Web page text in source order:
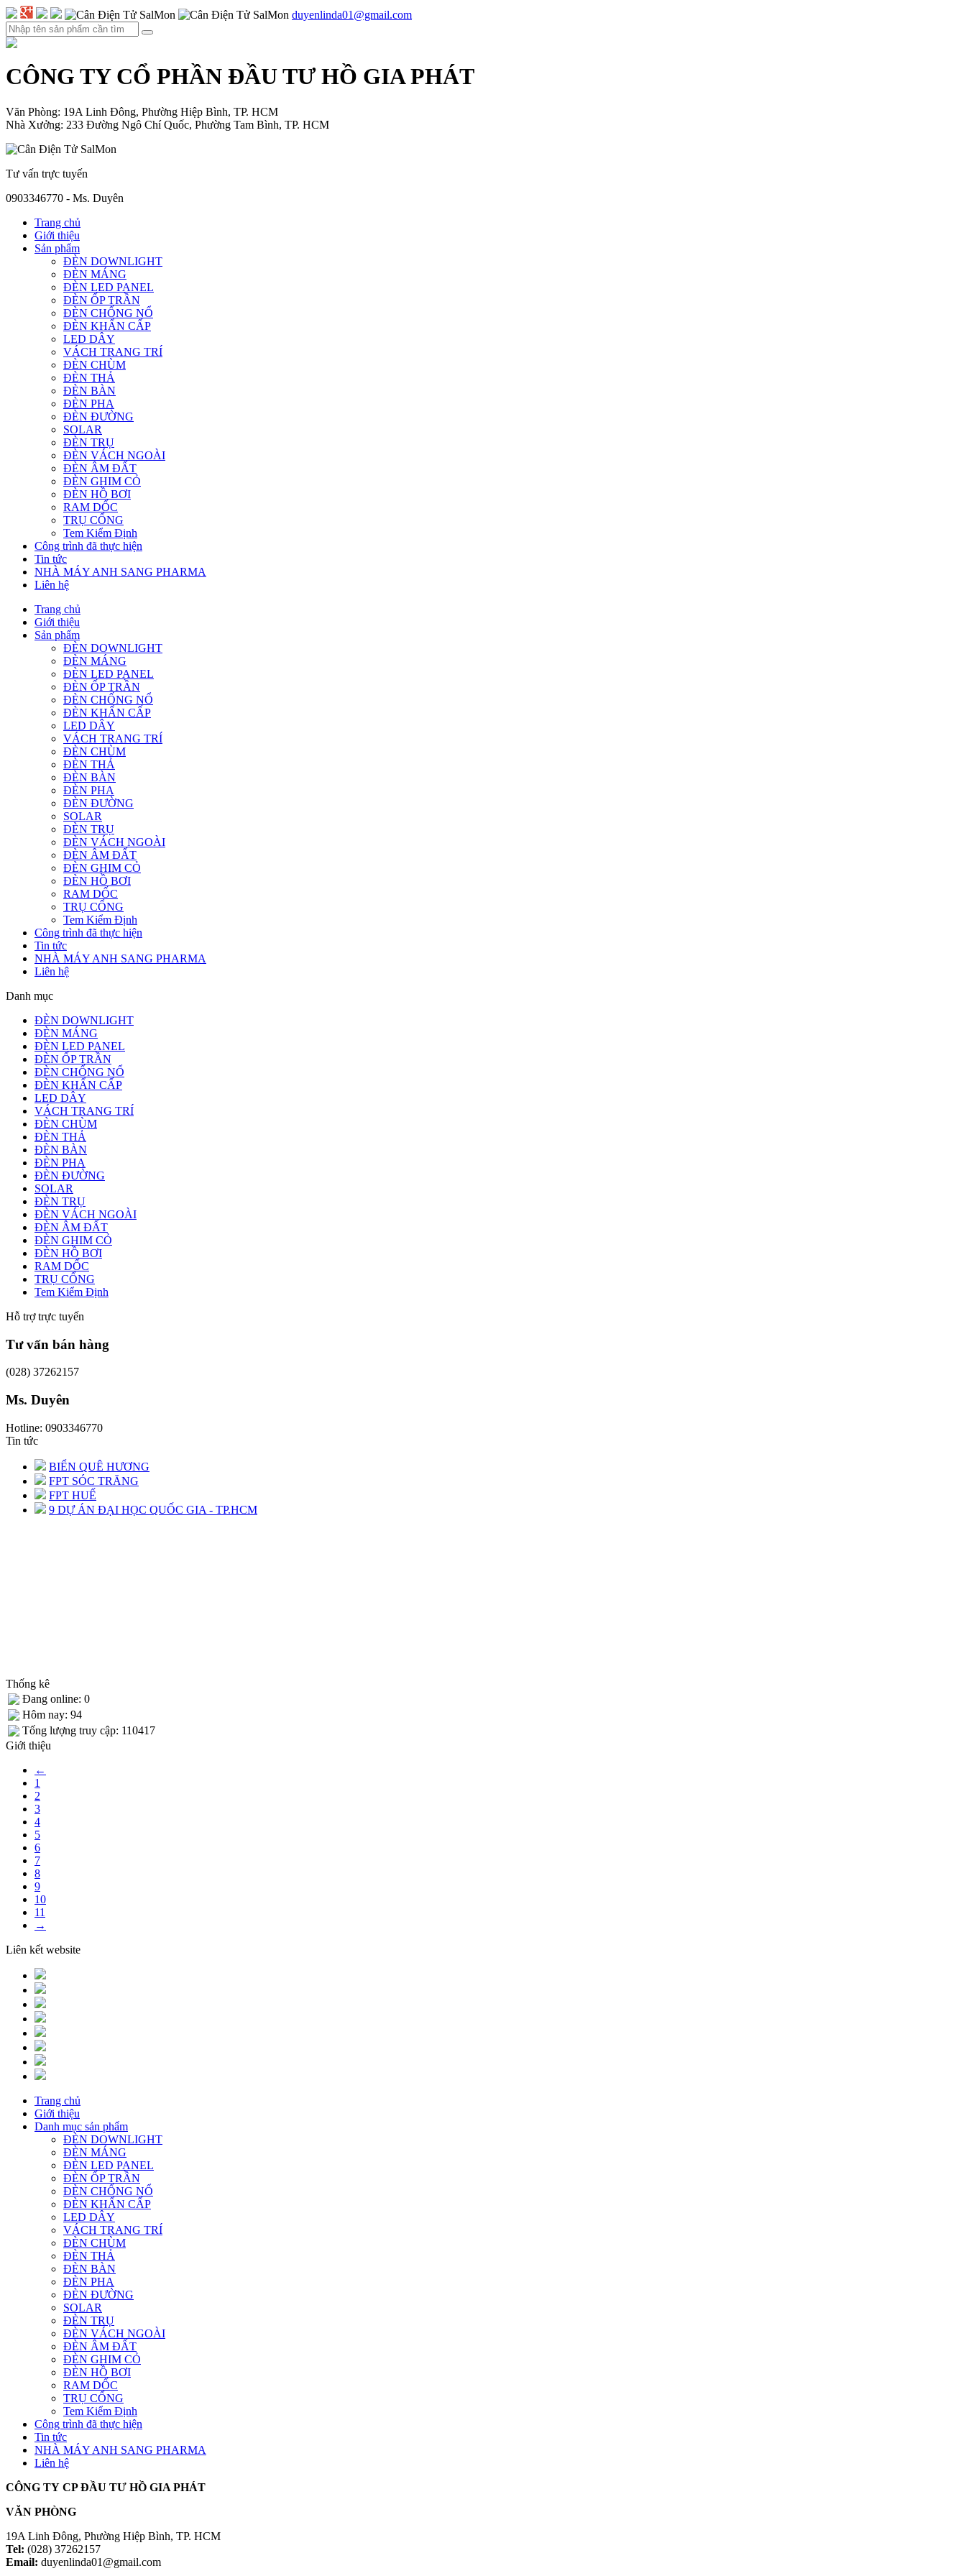
duyenlinda01@gmail.com
CÔNG TY CỔ PHẦN ĐẦU TƯ HỒ GIA PHÁT
Văn Phòng: 19A Linh Đông, Phường Hiệp Bình, TP. HCM
Nhà Xưởng: 233 Đường Ngô Chí Quốc, Phường Tam Bình, TP. HCM
Tư vấn trực tuyến
0903346770 - Ms. Duyên
Trang chủ
Giới thiệu
Sản phẩm
ĐÈN DOWNLIGHT
ĐÈN MÁNG
ĐÈN LED PANEL
ĐÈN ỐP TRẦN
ĐÈN CHỐNG NỔ
ĐÈN KHẨN CẤP
LED DÂY
VÁCH TRANG TRÍ
ĐÈN CHÙM
ĐÈN THẢ
ĐÈN BÀN
ĐÈN PHA
ĐÈN ĐƯỜNG
SOLAR
ĐÈN TRỤ
ĐÈN VÁCH NGOÀI
ĐÈN ÂM ĐẤT
ĐÈN GHIM CỎ
ĐÈN HỒ BƠI
RAM DỐC
TRỤ CỔNG
Tem Kiểm Định
Công trình đã thực hiện
Tin tức
NHÀ MÁY ANH SANG PHARMA
Liên hệ
Trang chủ
Giới thiệu
Sản phẩm
ĐÈN DOWNLIGHT
ĐÈN MÁNG
ĐÈN LED PANEL
ĐÈN ỐP TRẦN
ĐÈN CHỐNG NỔ
ĐÈN KHẨN CẤP
LED DÂY
VÁCH TRANG TRÍ
ĐÈN CHÙM
ĐÈN THẢ
ĐÈN BÀN
ĐÈN PHA
ĐÈN ĐƯỜNG
SOLAR
ĐÈN TRỤ
ĐÈN VÁCH NGOÀI
ĐÈN ÂM ĐẤT
ĐÈN GHIM CỎ
ĐÈN HỒ BƠI
RAM DỐC
TRỤ CỔNG
Tem Kiểm Định
Công trình đã thực hiện
Tin tức
NHÀ MÁY ANH SANG PHARMA
Liên hệ
Danh mục
ĐÈN DOWNLIGHT
ĐÈN MÁNG
ĐÈN LED PANEL
ĐÈN ỐP TRẦN
ĐÈN CHỐNG NỔ
ĐÈN KHẨN CẤP
LED DÂY
VÁCH TRANG TRÍ
ĐÈN CHÙM
ĐÈN THẢ
ĐÈN BÀN
ĐÈN PHA
ĐÈN ĐƯỜNG
SOLAR
ĐÈN TRỤ
ĐÈN VÁCH NGOÀI
ĐÈN ÂM ĐẤT
ĐÈN GHIM CỎ
ĐÈN HỒ BƠI
RAM DỐC
TRỤ CỔNG
Tem Kiểm Định
Hỗ trợ trực tuyến
Tư vấn bán hàng
(028) 37262157
Ms. Duyên
Hotline: 0903346770
Tin tức
BIỂN QUÊ HƯƠNG
FPT SÓC TRĂNG
FPT HUẾ
9 DỰ ÁN ĐẠI HỌC QUỐC GIA - TP.HCM
Thống kê
Đang online: 0
Hôm nay: 94
Tống lượng truy cập: 110417
Giới thiệu
←
1
2
3
4
5
6
7
8
9
10
11
→
Liên kết website
Trang chủ
Giới thiệu
Danh mục sản phẩm
ĐÈN DOWNLIGHT
ĐÈN MÁNG
ĐÈN LED PANEL
ĐÈN ỐP TRẦN
ĐÈN CHỐNG NỔ
ĐÈN KHẨN CẤP
LED DÂY
VÁCH TRANG TRÍ
ĐÈN CHÙM
ĐÈN THẢ
ĐÈN BÀN
ĐÈN PHA
ĐÈN ĐƯỜNG
SOLAR
ĐÈN TRỤ
ĐÈN VÁCH NGOÀI
ĐÈN ÂM ĐẤT
ĐÈN GHIM CỎ
ĐÈN HỒ BƠI
RAM DỐC
TRỤ CỔNG
Tem Kiểm Định
Công trình đã thực hiện
Tin tức
NHÀ MÁY ANH SANG PHARMA
Liên hệ
CÔNG TY CP ĐẦU TƯ HỒ GIA PHÁT
VĂN PHÒNG
19A Linh Đông, Phường Hiệp Bình, TP. HCM
Tel: (028) 37262157
Email: duyenlinda01@gmail.com